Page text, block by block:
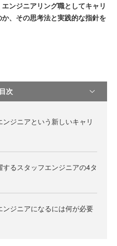
ンジニアリング職としてキャリ
、その思考法と実践的な指針を
目次
ンジニアという新しいキャリ
するスタッフエンジニアの4タ
ンジニアになるには何が必要